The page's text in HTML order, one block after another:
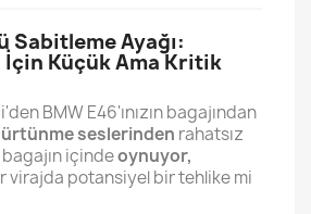
Sabitleme Ayağı:
Küçük Ama Kritik
BMW E46'ınızın bagajından
seslerinden rahatsız
bagajın içindeoynuyor,
virajda potansiyel bir tehlike mi